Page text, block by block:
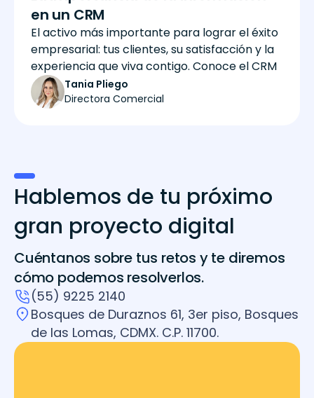
en un CRM
El activo más importante para lograr el éxito
empresarial: tus clientes, su satisfacción y la
experiencia que viva contigo. Conoce el CRM
Tania Pliego
Directora Comercial
Hablemos de tu próximo
gran proyecto digital
Cuéntanos sobre tus retos y te diremos
cómo podemos resolverlos.
(55) 9225 2140
Bosques de Duraznos 61, 3er piso, Bosques
de las Lomas, CDMX. C.P. 11700.